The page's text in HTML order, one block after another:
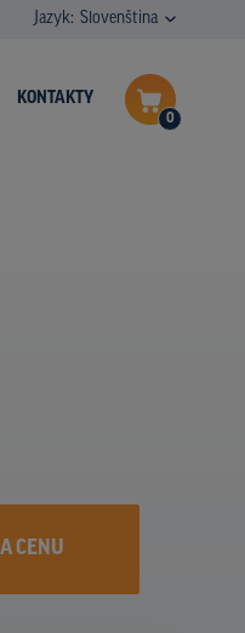
Jazyk: Slovenština
0
KONTAKTY
CENU